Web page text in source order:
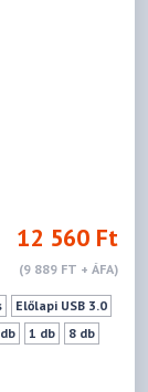
12 560 Ft
(9 889 FT + ÁFA)
Előlapi USB 3.0
1 db
8 db